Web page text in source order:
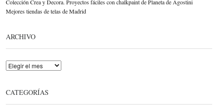
Colección Crea y Decora. Proyectos fáciles con chalkpaint de Planeta de Agostini
Mejores tiendas de telas de Madrid
ARCHIVO
Archivo
CATEGORÍAS